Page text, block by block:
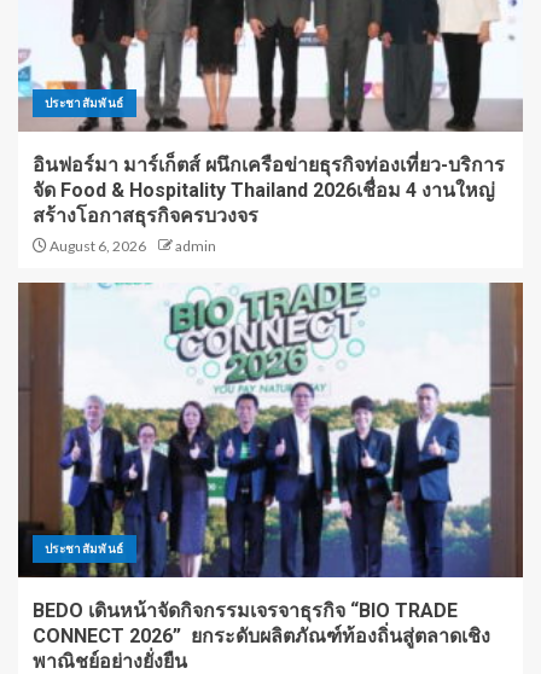
ประชาสัมพันธ์
อินฟอร์มา มาร์เก็ตส์ ผนึกเครือข่ายธุรกิจท่องเที่ยว-บริการ
จัด Food & Hospitality Thailand 2026เชื่อม 4 งานใหญ่
สร้างโอกาสธุรกิจครบวงจร
August 6, 2026 admin
ประชาสัมพันธ์
BEDO เดินหน้าจัดกิจกรรมเจรจาธุรกิจ “BIO TRADE
CONNECT 2026” ยกระดับผลิตภัณฑ์ท้องถิ่นสู่ตลาดเชิง
พาณิชย์อย่างยั่งยืน